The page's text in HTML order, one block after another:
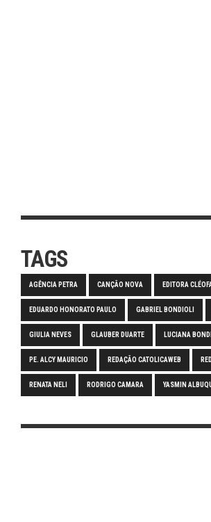
TAGS
AGÊNCIA PETRA CANÇÃO NOVA EDITORA
EDUARDO HONORATO PAULO GABRIEL BONDIOLI
GIULIA NEVES GLAUBER DUARTE LUCIANA
PE. ALCY MAURICIO REDAÇÃO CATOLICAWEB
RENATA NELI RODRIGO CAMARA YASMIN